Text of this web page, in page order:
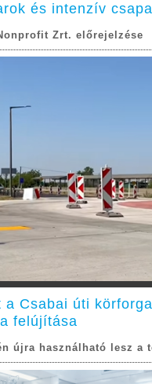
és intenzív
Zrt. előrejelzése
a Csabai úti
felújítása
újra használható lesz a